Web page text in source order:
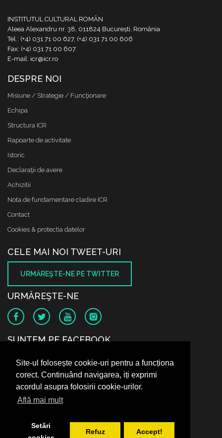
Site-ul folosește cookie-uri pentru a funcționa
corect. Continuând navigarea, iți exprimi
acordul asupra folosirii cookie-urilor.
Află mai mult
Setări
Refuz Accept!
INSTITUTUL CULTURAL ROMÂN
Aleea Alexandru nr. 38, 011824 București, România
Tel.: (+4) 031 71 00 627, (+4) 031 71 00 606
Fax: (+4) 031 71 00 607
E-mail: icr@icr.ro
DESPRE NOI
Misiune / Strategie / Funcţionare
Echipa
Structura ICR
Rapoarte de activitate
Istoric
Declaraţii de avere
Achizitii
Nota de fundamentare cladire ICR
Contact
Cookies & protectia datelor
CELE MAI NOI TWEET-URI
URMĂREŞTE-NE PE TWITTER
URMĂREŞTE-NE
SUNTEM PE FACEBOOK